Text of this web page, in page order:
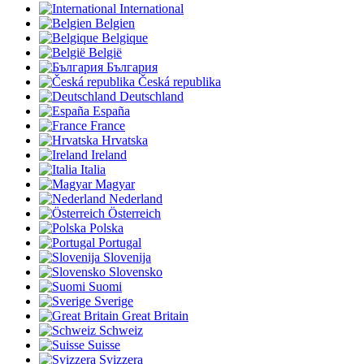
International
Belgien
Belgique
België
България
Česká republika
Deutschland
España
France
Hrvatska
Ireland
Italia
Magyar
Nederland
Österreich
Polska
Portugal
Slovenija
Slovensko
Suomi
Sverige
Great Britain
Schweiz
Suisse
Svizzera